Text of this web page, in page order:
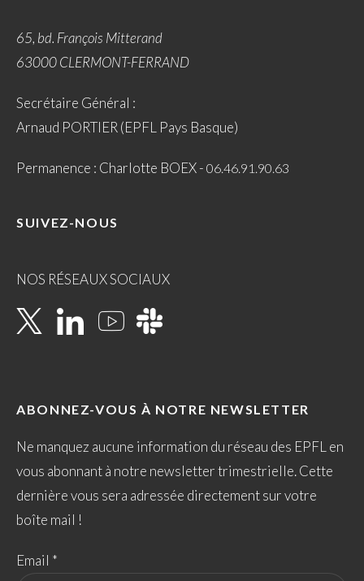
65, bd. François Mitterand
63000 CLERMONT-FERRAND
Secrétaire Général :
Arnaud PORTIER (EPFL Pays Basque)
Permanence : Charlotte BOEX -06.46.91.90.63
SUIVEZ-NOUS
NOS RÉSEAUX SOCIAUX
ABONNEZ-VOUS À NOTRE NEWSLETTER
Ne manquez aucune information du réseau des EPFL en
vous abonnant à notre newsletter trimestrielle. Cette
dernière vous sera adressée directement sur votre
boîte mail !
Email *